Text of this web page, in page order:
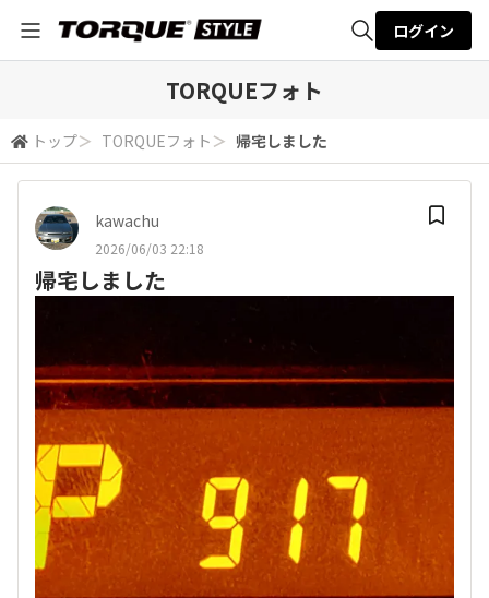
検索
ログイン
TORQUEフォト
トップ＞ TORQUEフォト ＞ 帰宅しました
kawachu
2026/06/03 22:18
帰宅しました